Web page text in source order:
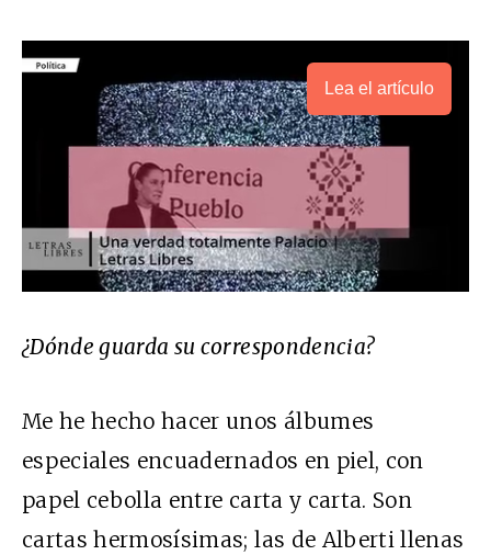
Lea el artículo
¿Dónde guarda su correspondencia?
Me he hecho hacer unos álbumes
especiales encuadernados en piel, con
papel cebolla entre carta y carta. Son
cartas hermosísimas; las de Alberti llenas